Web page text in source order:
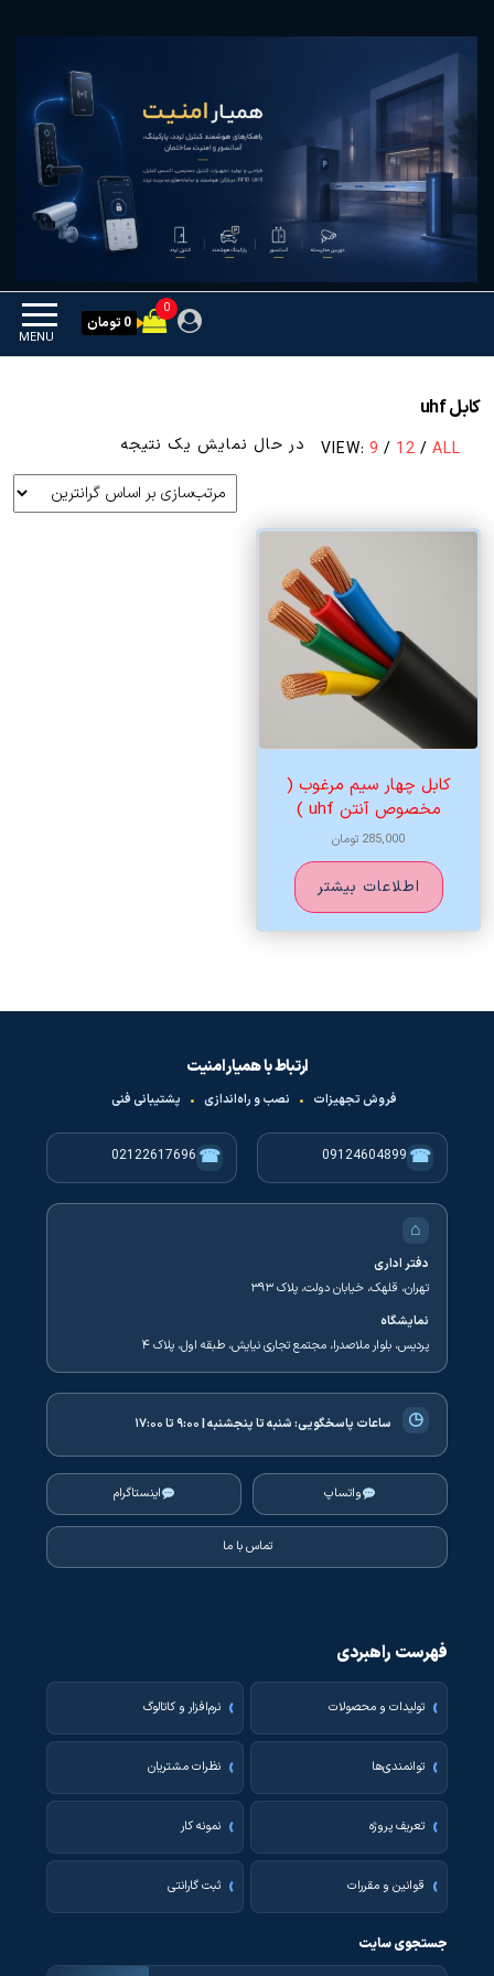
همیار امنیت
MENU
0
0 تومان
کابل uhf
VIEW: 9 / 12 / ALL در حال نمایش یک نتیجه
کابل چهار سیم مرغوب (
مخصوص آنتن uhf )
285,000 تومان
اطلاعات بیشتر
ارتباط با همیار امنیت
فروش تجهیزات • نصب و راه‌اندازی • پشتیبانی فنی
☎
09124604899
☎
02122617696
⌂
دفتر اداری
تهران، قلهک، خیابان دولت، پلاک ۳۹۳
نمایشگاه
پردیس، بلوار ملاصدرا، مجتمع تجاری نیایش، طبقه اول، پلاک ۴
◷ ساعات پاسخگویی:شنبه تا پنجشنبه | ۹:۰۰ تا ۱۷:۰۰
واتساپ اینستاگرام
تماس با ما
فهرست راهبردی
تولیدات و محصولات نرم‌افزار و کاتالوگ
توانمندی‌ها نظرات مشتریان
تعریف پروژه نمونه کار
قوانین و مقررات ثبت گارانتی
جستجوی سایت